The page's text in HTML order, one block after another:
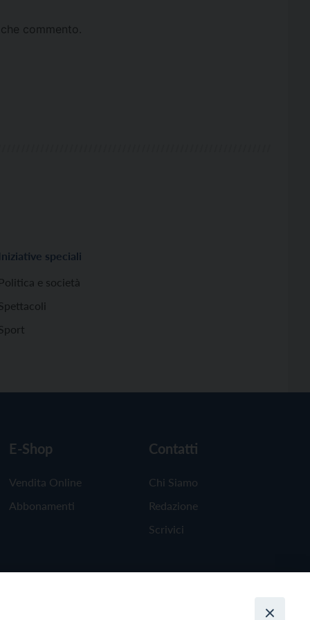
commento.
Iniziative speciali
Politica e società
E-Shop
Vendita Online
Abbonamenti
Contatti
Chi Siamo
Redazione
Scrivici